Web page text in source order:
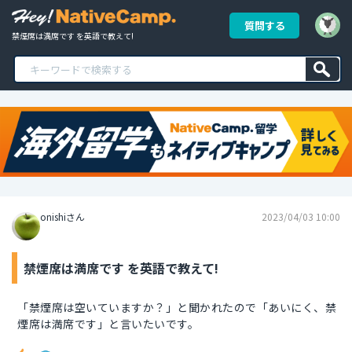
禁煙席は満席です を英語で教えて!
質問する
onishiさん 2023/04/03 10:00
禁煙席は満席です を英語で教えて!
「禁煙席は空いていますか？」と聞かれたので「あいにく、禁
煙席は満席です」と言いたいです。